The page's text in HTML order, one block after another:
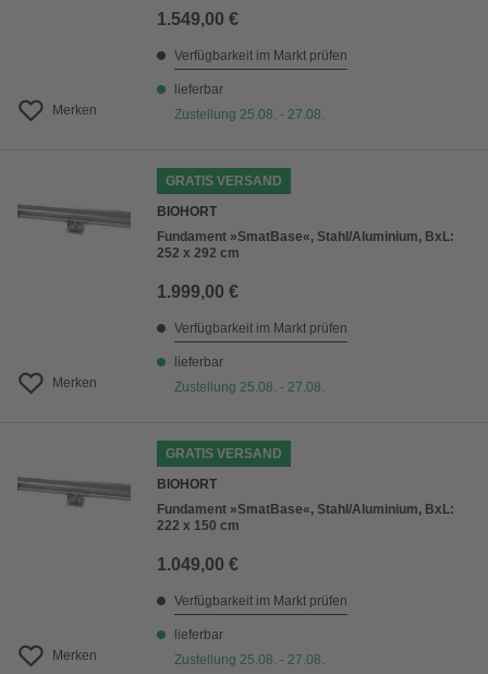
Merken
1.549,00 €
Verfügbarkeit im Markt prüfen
lieferbar
Zustellung 25.08. - 27.08.
Merken
GRATIS VERSAND
BIOHORT
Fundament »SmatBase«, Stahl/Aluminium, BxL:
252 x 292 cm
1.999,00 €
Verfügbarkeit im Markt prüfen
lieferbar
Zustellung 25.08. - 27.08.
Merken
GRATIS VERSAND
BIOHORT
Fundament »SmatBase«, Stahl/Aluminium, BxL:
222 x 150 cm
1.049,00 €
Verfügbarkeit im Markt prüfen
lieferbar
Zustellung 25.08. - 27.08.